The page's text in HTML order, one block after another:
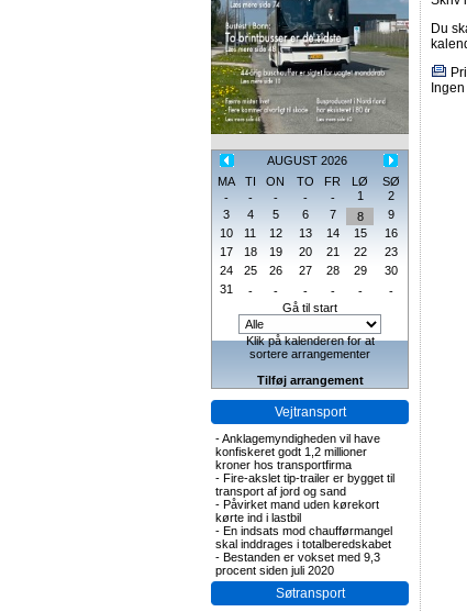
AUGUST 2026
MA
TI ON TO FR LØ
SØ
-
- - - - 1
2
3
4 5 6 7 8
9
10
11 12 13 14 15
16
17
18 19 20 21 22
23
24
25 26 27 28 29
30
31
- - - - -
-
Gå til start
Klik på kalenderen for at
sortere arrangementer
Tilføj arrangement
Vejtransport
-Anklagemyndigheden vil have
konfiskeret godt 1,2 millioner
kroner hos transportfirma
- Fire-akslet tip-trailer er bygget til
transport af jord og sand
- Påvirket mand uden kørekort
kørte ind i lastbil
- En indsats mod chaufførmangel
skal inddrages i totalberedskabet
- Bestanden er vokset med 9,3
procent siden juli 2020
Søtransport
Du